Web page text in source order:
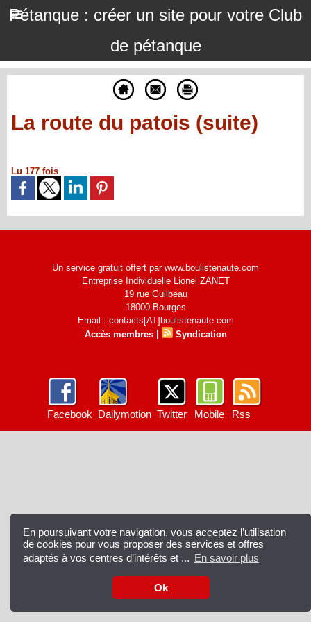
En poursuivant votre navigation, vous acceptez l’utilisation
de cookies pour vous proposer des services et offres
adaptés à vos centres d’intérêts et ... En savoir plus
Ok
Pétanque : créer un site pour votre Club
de pétanque
La route du patois (suite)
Lu 177 fois
Un service gratuit offert par www.boulistenaute.com
Entreprise Individuelle Lionel ZANET
19 rue Guilbeau
18000 Bourges
Email : contacts[AT]boulistenaute.com
Accès membres | Syndication
Facebook Dailymotion Twitter Mobile Rss